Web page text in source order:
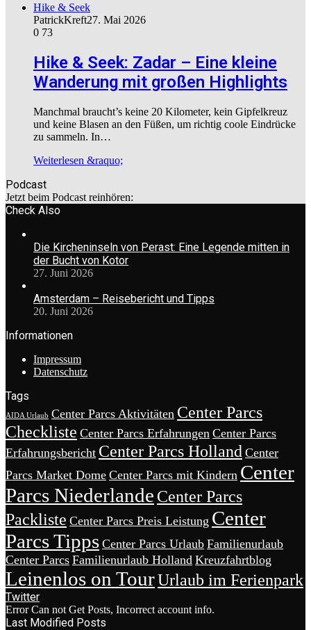
Hike & Seek
PatrickKreft27. Mai 2026
0 73
Hike & Seek: Zadar – Eine kleine
Wanderung mit großen Highlights
Manchmal braucht’s keine 20 Kilometer, kein Gipfelkreuz
und keine Blasen an den Füßen, um richtig coole Eindrücke
zu sammeln. In…
Weiterlesen &raquo;
Podcast
Jetzt beim Podcast reinhören:
Check Also
Die Kircheninseln von Perast: Eine Legende mitten in
der Bucht von Kotor
27. Juni 2026
Amsterdam – Reisebericht und Tipps
20. Juni 2026
Informationen
Impressum
Datenschutz
Tags
AIDA Urlaub Center Parcs Aktivitäten Center Parcs
Checkliste Center Parcs Erfahrungen Center Parcs
Erfahrungsbericht Center Parcs Holland Center
Parcs Market Dome Center Parcs mit Kindern Center
Parcs Niederlande Center Parcs
Packliste Center Parcs Preis Leistung Center
Parcs Tipps Center Parcs Urlaub Familienurlaub
Center Parcs Familienurlaub Holland Kreuzfahrtblog
Leinenlos on TourUrlaub im Ferienpark
Twitter
Error Can not Get Posts, Incorrect account info.
Last Modified Posts